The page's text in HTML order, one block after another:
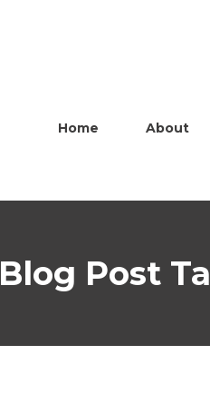
Home About
Blog Post